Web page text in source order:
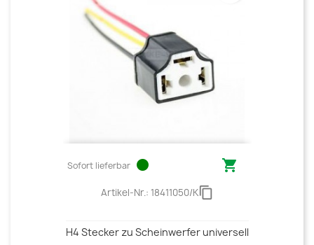
Sofort lieferbar circle 
Artikel-Nr.: 18411050/Kcontent_copy
H4 Stecker zu Scheinwerfer universell